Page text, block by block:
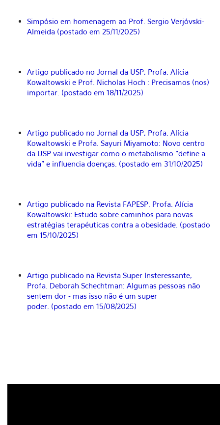
Simpósio em homenagem ao Prof. Sergio Verjóvski-
Almeida (postado em 25/11/2025)
Artigo publicado no Jornal da USP, Profa. Alícia
Kowaltowski e Prof. Nicholas Hoch : Precisamos (nos)
importar. (postado em 18/11/2025)
Artigo publicado no Jornal da USP, Profa. Alícia
Kowaltowski e Profa. Sayuri Miyamoto: Novo centro
da USP vai investigar como o metabolismo “define a
vida” e influencia doenças. (postado em 31/10/2025)
Artigo publicado na Revista FAPESP, Profa. Alícia
Kowaltowski: Estudo sobre caminhos para novas
estratégias terapéuticas contra a obesidade. (postado
em 15/10/2025)
Artigo publicado na Revista Super Insteressante,
Profa. Deborah Schechtman: Algumas pessoas não
sentem dor - mas isso não é um super
poder. (postado em 15/08/2025)